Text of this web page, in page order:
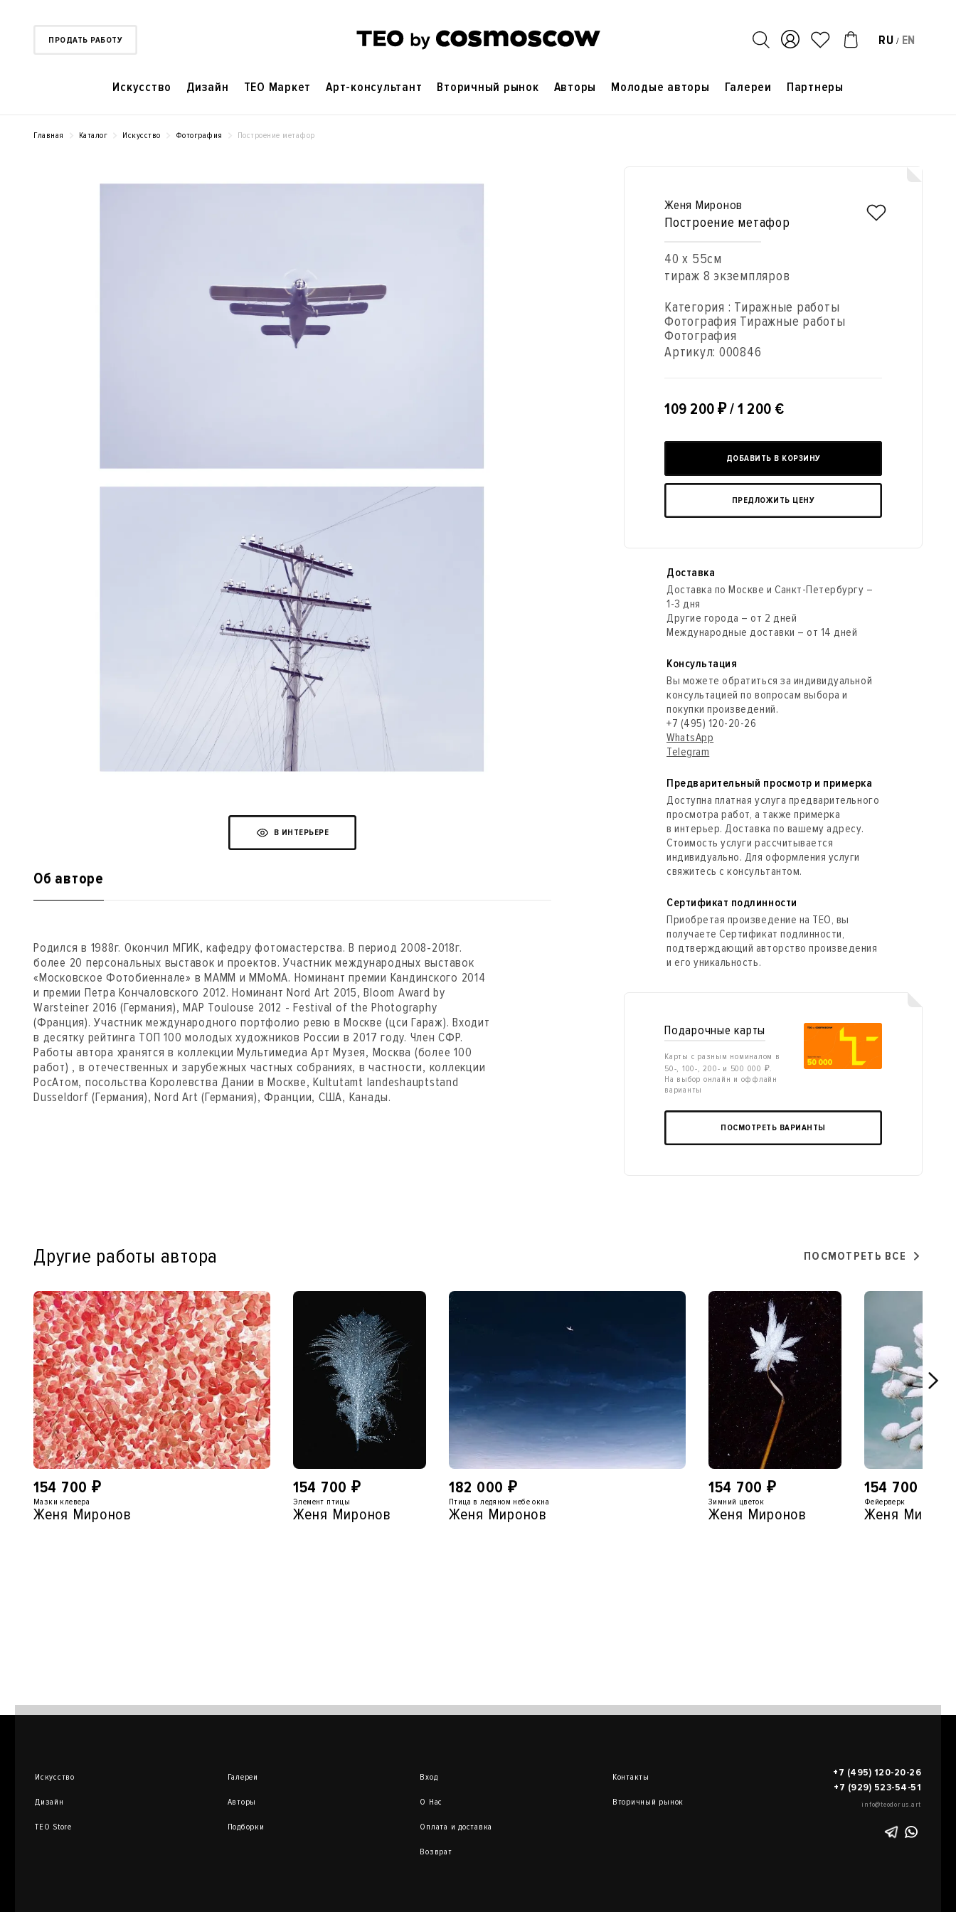
ПРОДАТЬ РАБОТУ RU / EN
Искусство Дизайн TEO Маркет Арт-консультант Вторичный рынок Авторы Молодые авторы Галереи Партнеры
Главная Каталог Искусство Фотография Построение метафор
В ИНТЕРЬЕРЕ
Об авторе
Родился в 1988г. Окончил МГИК, кафедру фотомастерства. В период 2008-2018г.
более 20 персональных выставок и проектов. Участник международных выставок
«Московское Фотобиеннале» в МАММ и ММоМА. Номинант премии Кандинского 2014
и премии Петра Кончаловского 2012. Номинант Nord Art 2015, Bloom Award by
Warsteiner 2016 (Германия), MAP Toulouse 2012 - Festival of the Photography
(Франция). Участник международного портфолио ревю в Москве (цси Гараж). Входит
в десятку рейтинга ТОП 100 молодых художников России в 2017 году. Член СФР.
Работы автора хранятся в коллекции Мультимедиа Арт Музея, Москва (более 100
работ) , в отечественных и зарубежных частных собраниях, в частности, коллекции
РосАтом, посольства Королевства Дании в Москве, Kultutamt landeshauptstand
Dusseldorf (Германия), Nord Art (Германия), Франции, США, Канады.
Женя Миронов
Построение метафор
40 x 55см
тираж 8 экземпляров
Категория : Тиражные работы
Фотография Тиражные работы
Фотография
Артикул: 000846
109 200 ₽/ 1 200 €
ДОБАВИТЬ В КОРЗИНУ
ПРЕДЛОЖИТЬ ЦЕНУ
Доставка
Доставка по Москве и Санкт-Петербургу –
1-3 дня
Другие города – от 2 дней
Международные доставки – от 14 дней
Консультация
Вы можете обратиться за индивидуальной
консультацией по вопросам выбора и
покупки произведений.
+7 (495) 120-20-26
WhatsApp
Telegram
Предварительный просмотр и примерка
Доступна платная услуга предварительного
просмотра работ, а также примерка
в интерьер. Доставка по вашему адресу.
Стоимость услуги рассчитывается
индивидуально. Для оформления услуги
свяжитесь с консультантом.
Сертификат подлинности
Приобретая произведение на ТЕО, вы
получаете Сертификат подлинности,
подтверждающий авторство произведения
и его уникальность.
Подарочные карты
Карты с разным номиналом в
50-, 100-, 200- и 500 000 ₽.
На выбор онлайн и оффлайн
варианты
ПОСМОТРЕТЬ ВАРИАНТЫ
Другие работы автора ПОСМОТРЕТЬ ВСЕ
154 700 ₽
Мазки клевера
Женя Миронов
154 700 ₽
Элемент птицы
Женя Миронов
182 000 ₽
Птица в ледяном небе окна
Женя Миронов
154 700 ₽
Зимний цветок
Женя Миронов
154 700
Фейерверк
Женя
Искусство
Дизайн
TEO Store
Галереи
Авторы
Подборки
Вход
О Нас
Оплата и доставка
Возврат
Контакты
Вторичный рынок
+7 (495) 120-20-26
+7 (929) 523-54-51
info@teodorus.art